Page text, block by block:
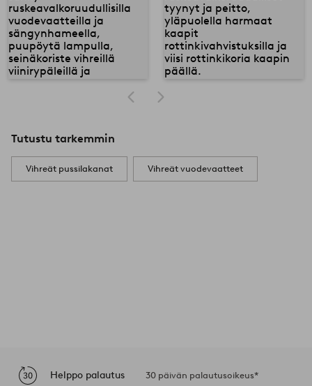
Tutustu tarkemmin
Vihreät pussilakanat Vihreät vuodevaatteet
Helppo palautus 30 päivän palautusoikeus*